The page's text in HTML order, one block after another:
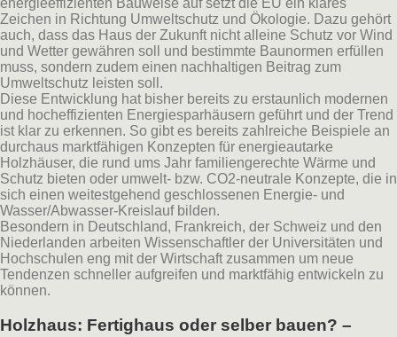
energieeffizienten Bauweise auf setzt die EU ein klares
Zeichen in Richtung Umweltschutz und Ökologie. Dazu gehört
auch, dass das Haus der Zukunft nicht alleine Schutz vor Wind
und Wetter gewähren soll und bestimmte Baunormen erfüllen
muss, sondern zudem einen nachhaltigen Beitrag zum
Umweltschutz leisten soll.
Diese Entwicklung hat bisher bereits zu erstaunlich modernen
und hocheffizienten Energiesparhäusern geführt und der Trend
ist klar zu erkennen. So gibt es bereits zahlreiche Beispiele an
durchaus marktfähigen Konzepten für energieautarke
Holzhäuser, die rund ums Jahr familiengerechte Wärme und
Schutz bieten oder umwelt- bzw. CO2-neutrale Konzepte, die in
sich einen weitestgehend geschlossenen Energie- und
Wasser/Abwasser-Kreislauf bilden.
Besondern in Deutschland, Frankreich, der Schweiz und den
Niederlanden arbeiten Wissenschaftler der Universitäten und
Hochschulen eng mit der Wirtschaft zusammen um neue
Tendenzen schneller aufgreifen und marktfähig entwickeln zu
können.
Holzhaus: Fertighaus oder selber bauen? –